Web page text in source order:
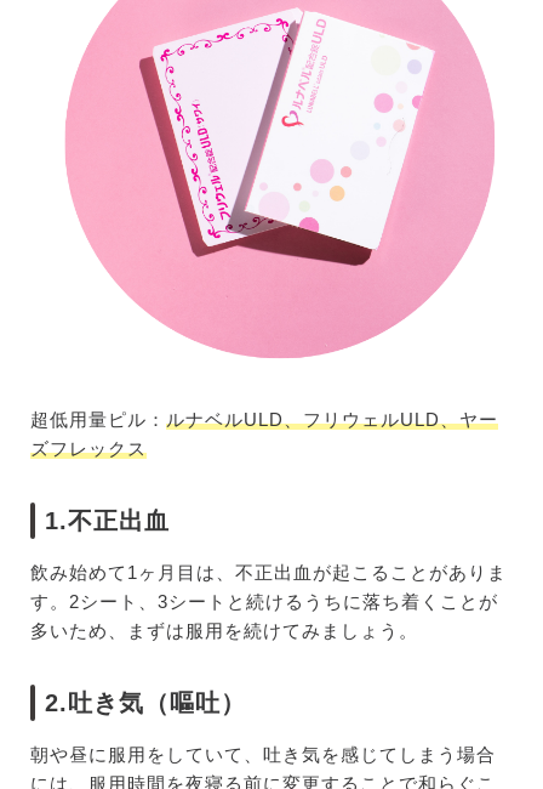
超低用量ピル： ルナベルULD、フリウェルULD、ヤー
ズフレックス
1.不正出血
飲み始めて1ヶ月目は、不正出血が起こることがありま
す。2シート、3シートと続けるうちに落ち着くことが
多いため、まずは服用を続けてみましょう。
2.吐き気（嘔吐）
朝や昼に服用をしていて、吐き気を感じてしまう場合
には、服用時間を夜寝る前に変更することで和らぐこ